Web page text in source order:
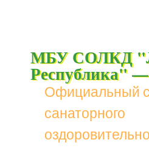
МБУ СОЛКД
Республика"
Официальный
санаторного